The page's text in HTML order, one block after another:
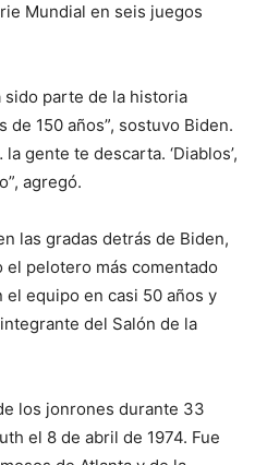
Mundial en seis juegos
sido parte de la historia
150 años”, sostuvo Biden.
gente te descarta. ‘Diablos’,
agregó.
las gradas detrás de Biden,
pelotero más comentado
equipo en casi 50 años y
del Salón de la
los jonrones durante 33
el 8 de abril de 1974. Fue